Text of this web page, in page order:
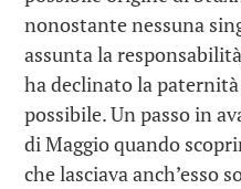
nonostante nessuna
assunta la
ha declinato la
possibile. Un passo in
di Maggio quando
che lasciava anch’esso